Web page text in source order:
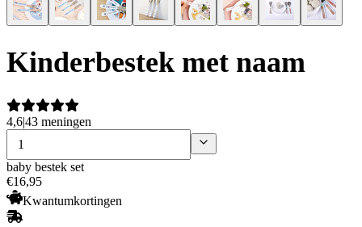
Kinderbestek met naam
4,6|43 meningen
baby bestek set
€16,95
Kwantumkortingen